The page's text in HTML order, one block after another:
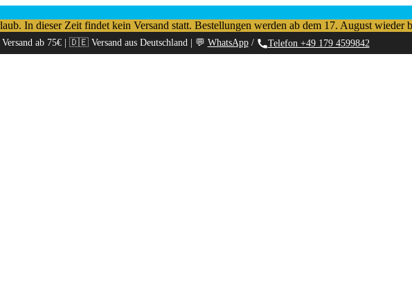
In dieser Zeit findet kein Versand statt. Bestellungen werden ab dem 17. August wieder
ab 75€ | 🇩🇪 Versand aus Deutschland | 💬 WhatsApp/ Telefon +49 179 4599842